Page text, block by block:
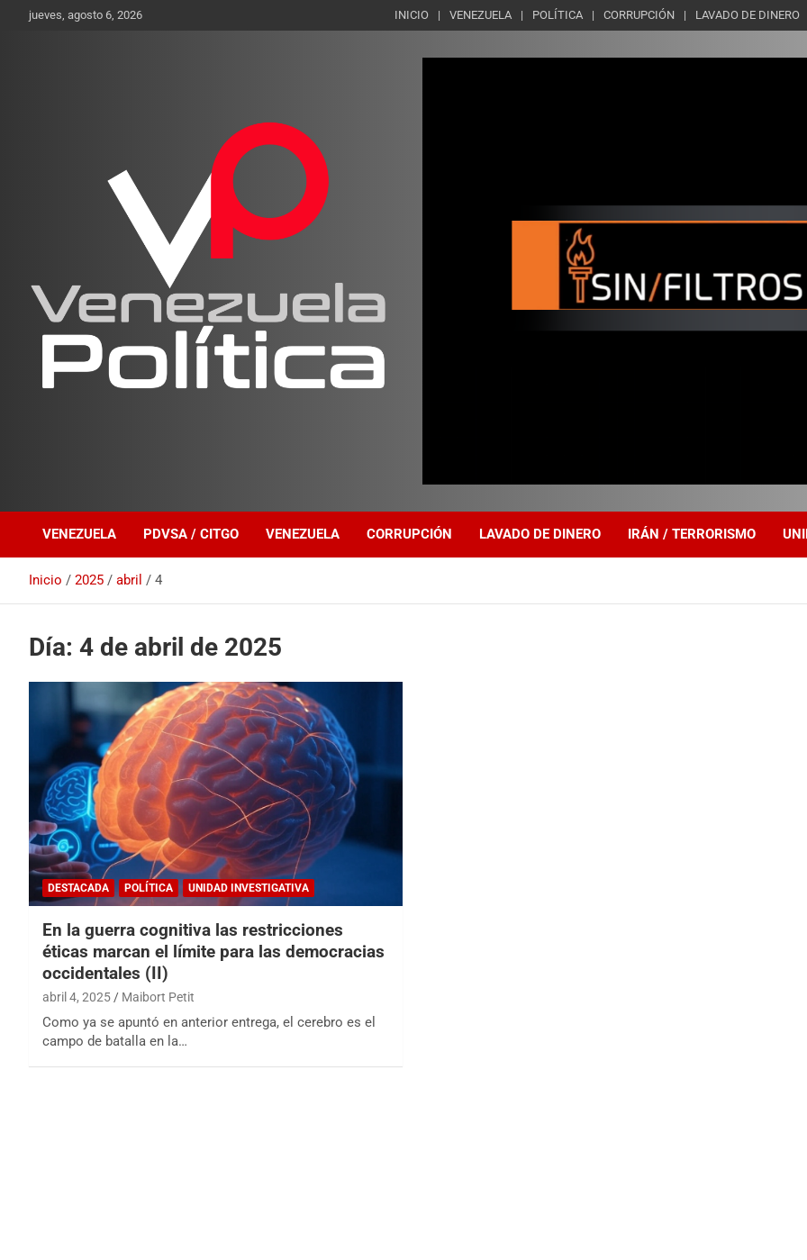
Saltarjueves, agosto 6, 2026 INICIO VENEZUELA POLÍTICA CORRUPCIÓN LAVADO DE DINERO
VENEZUELA PDVSA / CITGO VENEZUELA CORRUPCIÓN LAVADO DE DINERO IRÁN / TERRORISMO
Inicio 2025 abril 4
Día: 4 de abril de 2025
DESTACADA POLÍTICA UNIDAD INVESTIGATIVA
En la guerra cognitiva las restricciones
éticas marcan el límite para las democracias
occidentales (II)
abril 4, 2025 Maibort Petit
Como ya se apuntó en anterior entrega, el cerebro es el
campo de batalla en la…